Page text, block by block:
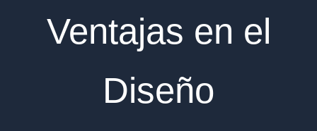
Ventajas en el
Diseño